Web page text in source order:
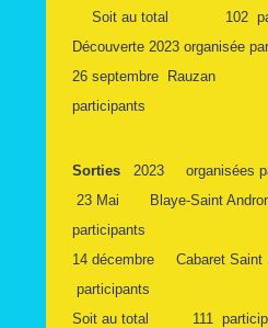
Soit au total 102
Découverte 2023 organisée par
26 septembre
participants
Sorties2023
organisées
23 Mai Blaye-Saint
participants
14 décembre Cabaret Saint
participants
Soit au total 111